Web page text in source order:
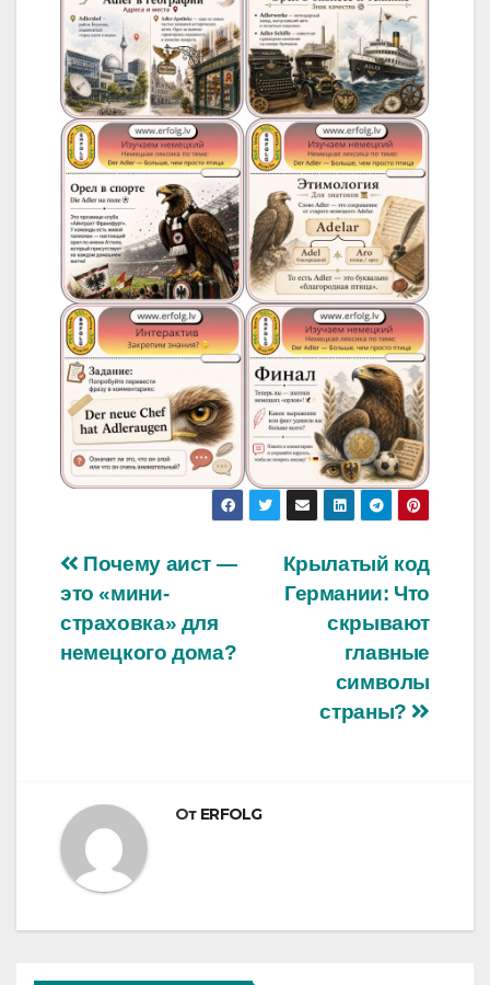
Навигация
по
записям
Крылатый код
Германии: Что
скрывают
главные
символы
страны?
Почему аист —
это «мини-
страховка» для
немецкого дома?
От ERFOLG